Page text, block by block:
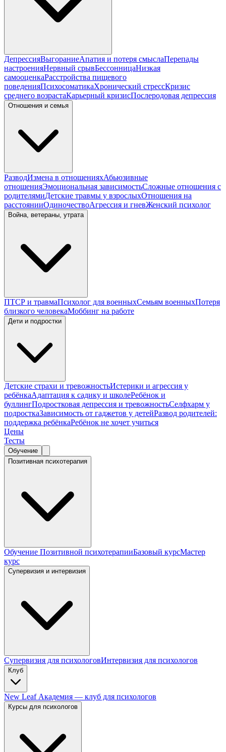
ДепрессияВыгораниеАпатия и потеря смыслаПерепады
настроенияНервный срывБессонницаНизкая
самооценкаРасстройства пищевого
поведенияПсихосоматикаХронический стрессКризис
среднего возрастаКарьерный кризисПослеродовая депрессия
Отношения и семья
РазводИзмена в отношенияхАбьюзивные
отношенияЭмоциональная зависимостьСложные отношения с
родителямиДетские травмы у взрослыхОтношения на
расстоянииОдиночествоАгрессия и гневЖенский психолог
Война, ветераны, утрата
ПТСР и травмаПсихолог для военныхСемьям военныхПотеря
близкого человекаМоббинг на работе
Дети и подростки
Детские страхи и тревожностьИстерики и агрессия у
ребёнкаАдаптация к садику и школеРебёнок и
буллингПодростковая депрессия и тревожностьСелфхарм у
подросткаЗависимость от гаджетов у детейРазвод родителей:
поддержка ребёнкаРебёнок не хочет учиться
Цены
Тесты
Обучение
Позитивная психотерапия
Обучение Позитивной психотерапииБазовый курсМастер
курс
Супервизия и интервизия
Супервизия для психологовИнтервизия для психологов
Клуб
New Leaf Академия — клуб для психологов
Курсы для психологов